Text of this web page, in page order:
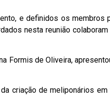
e definidos os membros
nesta reunião
Formis de Oliveira,
criação de meliponários